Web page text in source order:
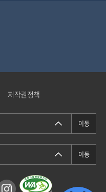
저작권정책